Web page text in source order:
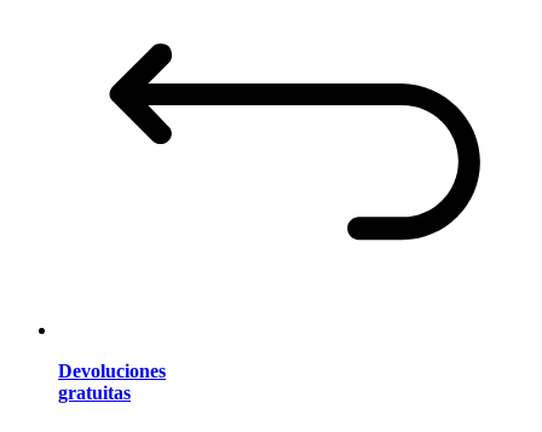
Devoluciones
gratuitas